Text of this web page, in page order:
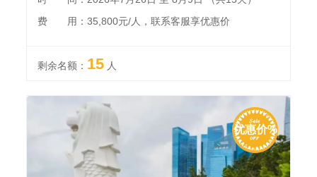
费 用：35,800元/人，联系客服享优惠价
剩余名额： 15 人
优惠价%